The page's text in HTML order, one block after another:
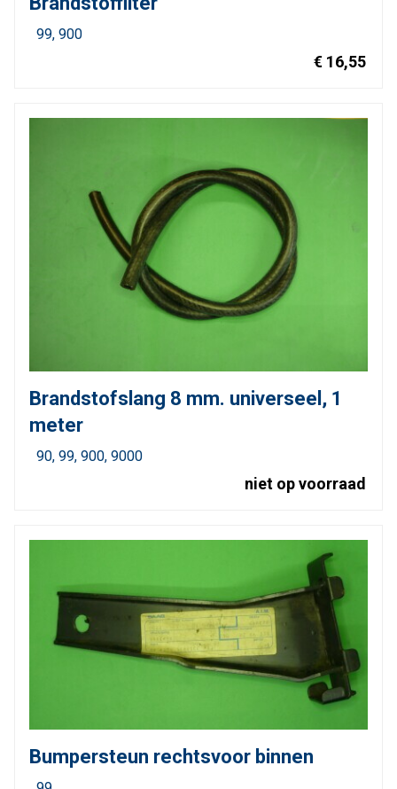
99 900
€ 16,55
Brandstofslang 8 mm. universeel, 1
meter
90 99 900 9000
niet op voorraad
Bumpersteun rechtsvoor binnen